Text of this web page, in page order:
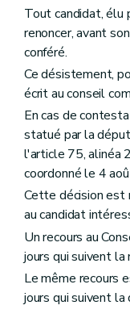
Art. 148
Chapitre III
Art. 149
Chapitre IV
Art. 150
Art. 151
Art. 152
Chapitre IV
Art. 153
Chapitre V
Art. 154
Art. 155
Chapitre VI
Art. 156
Art. 157
Art. 158
Art. 159
Art. 161
Art. 161
Tout candidat, élu
renoncer, avant
conféré.
Ce désistement,
écrit au conseil
En cas de
statué par la
l'article 75, alinéa
coordonné le 4
Cette décision est
au candidat
Un recours au
jours qui suivent la
Le même recours
jours qui suivent la